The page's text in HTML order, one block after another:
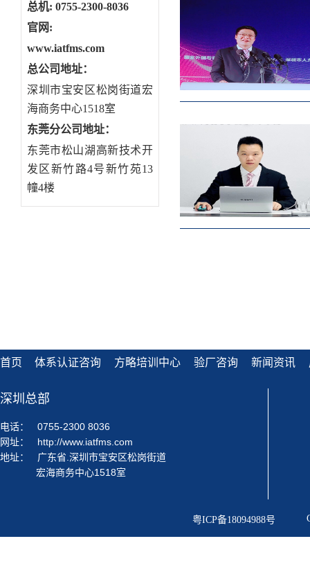
总机: 0755-2300-8036
官网:
www.iatfms.com
总公司地址：
深圳市宝安区松岗街道宏
海商务中心1518室
东莞分公司地址：
东莞市松山湖高新技术开
发区新竹路4号新竹苑13
幢4楼
首页 体系认证咨询 方略培训中心 验厂咨询 新闻资讯
深圳总部
电话：
0755-2300 8036
网址：
http://www.iatfms.com
地址：
广东省.深圳市宝安区松岗街道
宏海商务中心1518室
粤ICP备18094988号